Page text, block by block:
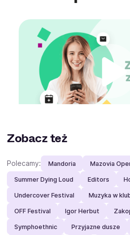
Zobacz też
Polecamy: Mandoria Mazovia
Summer Dying Loud Editors
Undercover Festival Muzyka w
OFF Festival Igor Herbut
Symphoethnic Przyjazne dusze